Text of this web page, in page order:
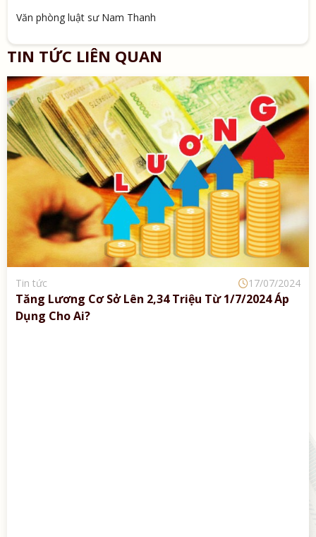
Văn phòng luật sư Nam Thanh
TIN TỨC LIÊN QUAN
Tin tức 17/07/2024
Tăng Lương Cơ Sở Lên 2,34 Triệu Từ 1/7/2024 Áp
Dụng Cho Ai?